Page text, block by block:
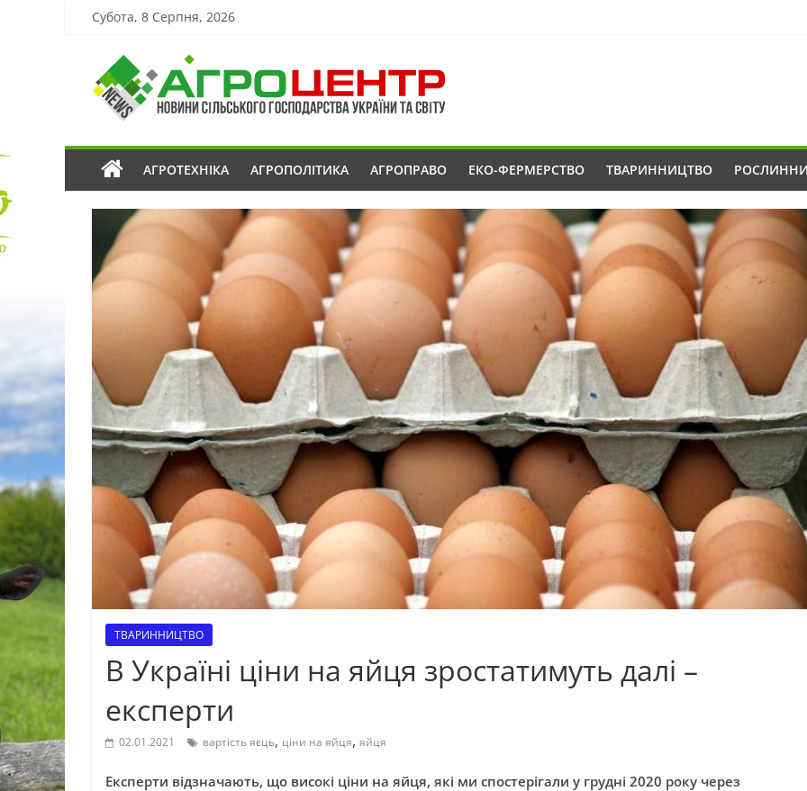
Субота, 8 Серпня, 2026
АГРОТЕХНІКА АГРОПОЛІТИКА АГРОПРАВО ЕКО-ФЕРМЕРСТВО ТВАРИННИЦТВО
ТВАРИННИЦТВО
В Україні ціни на яйця зростатимуть далі –
експерти
02.01.2021 вартість яєць, ціни на яйця, яйця
Експерти відзначають, що високі ціни на яйця, які ми спостерігали у грудні 2020 року через